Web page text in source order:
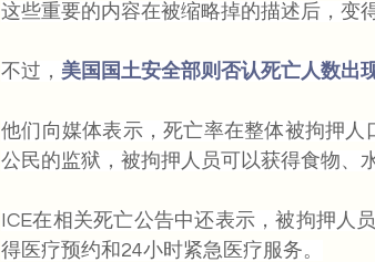
这些重要的内容在被缩略掉的描述后，变
不过， 美国国土安全部则否认死亡人数出
他们向媒体表示，死亡率在整体被拘押
公民的监狱，被拘押人员可以获得食物、
ICE在相关死亡公告中还表示，被拘押人
得医疗预约和24小时紧急医疗服务。